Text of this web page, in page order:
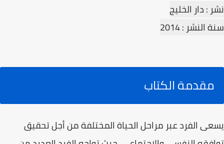
نشر : دار الخليج
سنة النشر : 2014
مقدمة الكتاب
يسعى الفرد عبر مراحل الحياة المختلفة من أجل تحقيق